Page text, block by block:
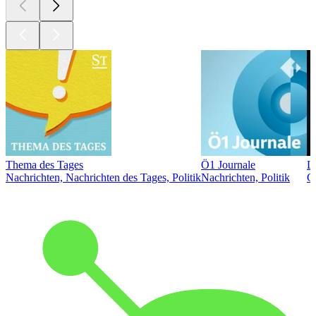
Thema des Tages
Nachrichten, Nachrichten des Tages, Politik
Ö1 Journale
Nachrichten, Politik